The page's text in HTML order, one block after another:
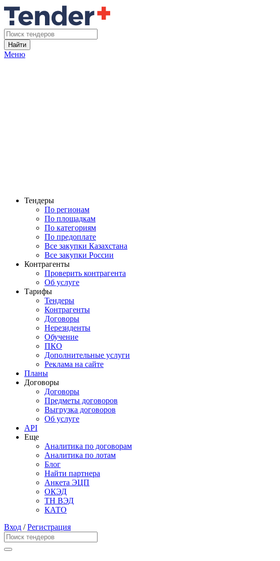
Найти
Меню
Тендеры
По регионам
По площадкам
По категориям
По предоплате
Все закупки Казахстана
Все закупки России
Контрагенты
Проверить контрагента
Об услуге
Тарифы
Тендеры
Контрагенты
Договоры
Нерезиденты
Обучение
ПКО
Дополнительные услуги
Реклама на сайте
Планы
Договоры
Договоры
Предметы договоров
Выгрузка договоров
Об услуге
API
Еще
Аналитика по договорам
Аналитика по лотам
Блог
Найти партнера
Анкета ЭЦП
ОКЭД
ТН ВЭД
КАТО
Вход /Регистрация